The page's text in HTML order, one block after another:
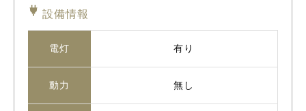
設備情報
電灯 有り
動力 無し